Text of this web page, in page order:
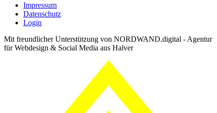
Impressum
Datenschutz
Login
Mit freundlicher Unterstützung von NORDWAND.digital - Agentur
für Webdesign & Social Media aus Halver